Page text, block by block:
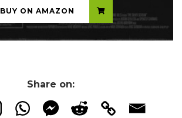
BUY ON AMAZON
Share on: